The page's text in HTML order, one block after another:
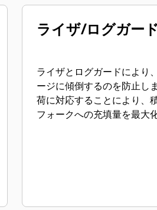
ライザ/ログガード
ライザとログガードにより
ージに傾倒するのを防止し
荷に対応することにより、
フォークへの充填量を最大